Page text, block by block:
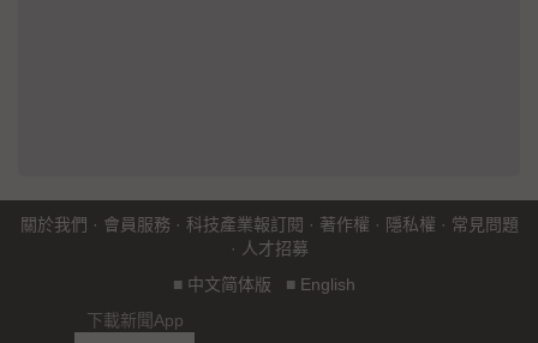
關於我們 · 會員服務 · 科技產業報訂閱 · 著作權 · 隱私權 · 常見問題
· 人才招募
■ 中文简体版 ■ English
下載新聞App